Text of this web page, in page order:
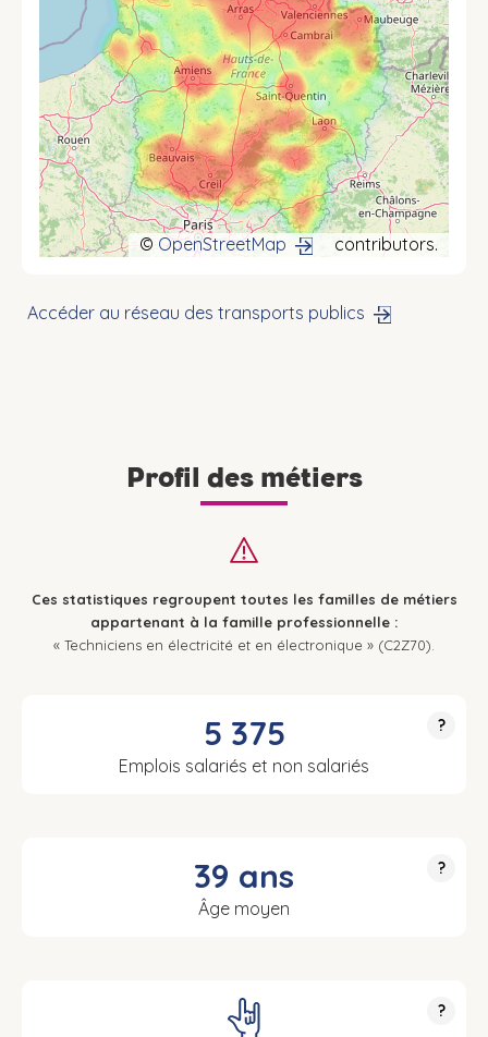
© OpenStreetMap contributors.
Accéder au réseau des transports publics
Profil des métiers
Ces statistiques regroupent toutes les familles de métiers
appartenant à la famille professionnelle :
« Techniciens en électricité et en électronique » (C2Z70).
?
5 375
Emplois salariés et non salariés
?
39 ans
Âge moyen
?